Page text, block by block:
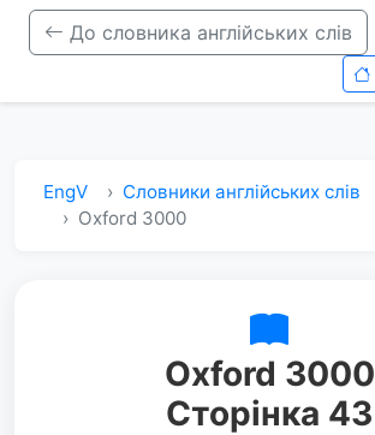
До словника англійських слів
EngV
Словники англійських слів
Oxford 3000
Oxford 3000
Сторінка 43